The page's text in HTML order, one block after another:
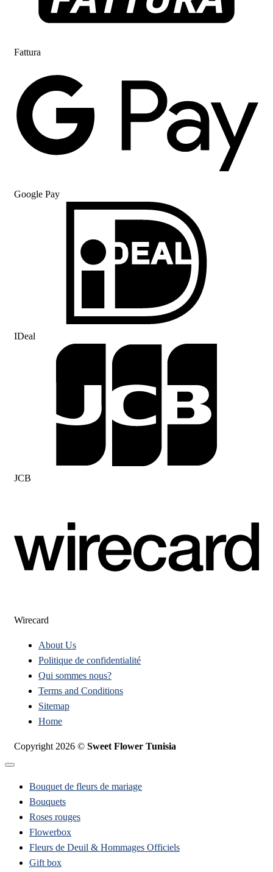
Fattura
Google Pay
IDeal
JCB
Wirecard
About Us
Politique de confidentialité
Qui sommes nous?
Terms and Conditions
Sitemap
Home
Copyright 2026 © Sweet Flower Tunisia
Bouquet de fleurs de mariage
Bouquets
Roses rouges
Flowerbox
Fleurs de Deuil & Hommages Officiels
Gift box